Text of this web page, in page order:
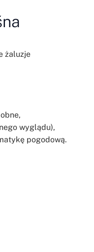
żaluzje
wyglądu),
pogodową.